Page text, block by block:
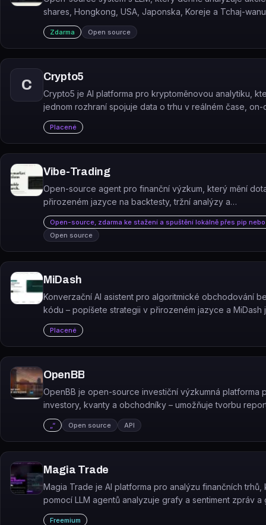
shares, Hongkong, USA, Japonska, Koreje a Tchaj-
generuje rozhodovací reporty.
Zdarma Open source
C
Crypto5
Crypto5 je AI platforma pro kryptoměnovou analytiku,
jednom rozhraní spojuje data o trhu v reálném čase, on-
analýzu, sentiment, tokenomiku a bezpečnostní kontroly
kontraktů.
Placené
Vibe-Trading
Open-source agent pro finanční výzkum, který mění
přirozeném jazyce na backtesty, tržní analýzy a
reprodukovatelné reporty.
Open-source, zdarma ke stažení a spuštění lokálně přes pip
Open source
MiDash
Konverzační AI asistent pro algoritmické obchodování
kódu – popíšete strategii v přirozeném jazyce a MiDash
provede na burze.
Placené
OpenBB
OpenBB je open-source investiční výzkumná platforma
investory, kvanty a obchodníky – umožňuje tvorbu
a analýz nad finančními daty.
„“ Open source API
Magia Trade
Magia Trade je AI platforma pro analýzu finančních trhů,
pomocí LLM agentů analyzuje grafy a sentiment zpráv a
obchodní signály.
Freemium